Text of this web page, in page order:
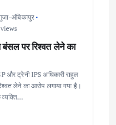
अंबिकापुर
बंसल पर रिश्वत लेने का
और ट्रेनी IPS अधिकारी राहुल
लेने का आरोप लगाया गया है।
व्यक्ति…